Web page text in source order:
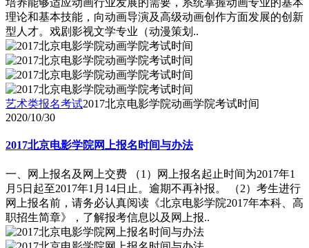
培养能够适应动画行业发展的需要，系统掌握动画专业的基本
理论和基本技能，向动画导演及高级动画创作方面发展的创新
型人才。戏剧影视文学专业（动漫策划..
艺术类报名考试2017北京电影学院动画学院考试时间
2020/10/30
2017北京电影学院网上报名时间与办法
一、网上报名及网上交费 （1）网上报名起止时间为2017年1
月5日起至2017年1月14日止。逾期不再补报。 （2）考生进行
网上报名前，请务必认真阅读《北京电影学院2017年本科、高
职招生简章》，了解报考信息以及网上报..